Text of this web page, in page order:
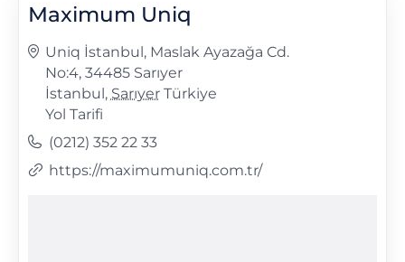
Maximum Uniq
Adres
Uniq İstanbul, Maslak Ayazağa Cd.
No:4, 34485 Sarıyer
İstanbul, Sarıyer Türkiye
Yol Tarifi
Telefon
(0212) 352 22 33
Webhttps://maximumuniq.com.tr/